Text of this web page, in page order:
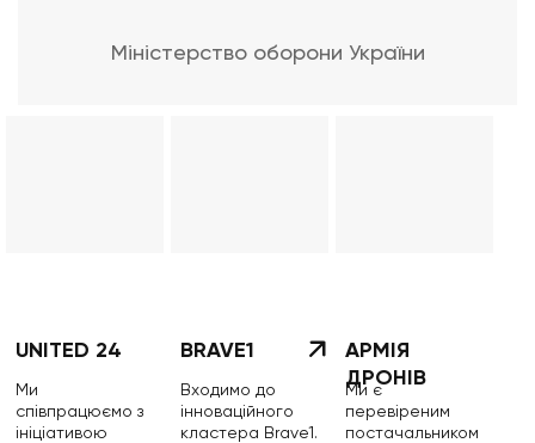
Міністерство оборони України
Ми
співпрацюємо з
ініціативою
UNITED 24
Ми є
перевіреним
постачальником
АРМІЯ
ДРОНІВ
BRAVE1
Входимо до
інноваційного
кластера Brave1.